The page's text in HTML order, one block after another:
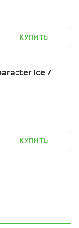
КУПИТЬ
Ice 7
КУПИТЬ